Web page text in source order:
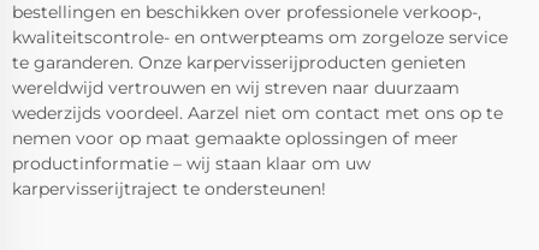
bestellingen en beschikken over professionele verkoop-,
kwaliteitscontrole- en ontwerpteams om zorgeloze service
te garanderen. Onze karpervisserijproducten genieten
wereldwijd vertrouwen en wij streven naar duurzaam
wederzijds voordeel. Aarzel niet om contact met ons op te
nemen voor op maat gemaakte oplossingen of meer
productinformatie – wij staan klaar om uw
karpervisserijtraject te ondersteunen!